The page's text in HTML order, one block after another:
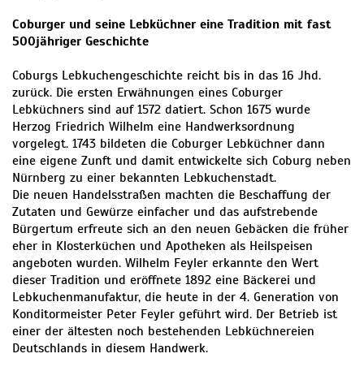
Coburger und seine Lebküchner eine Tradition mit fast
500jähriger Geschichte
Coburgs Lebkuchengeschichte reicht bis in das 16 Jhd.
zurück. Die ersten Erwähnungen eines Coburger
Lebküchners sind auf 1572 datiert. Schon 1675 wurde
Herzog Friedrich Wilhelm eine Handwerksordnung
vorgelegt. 1743 bildeten die Coburger Lebküchner dann
eine eigene Zunft und damit entwickelte sich Coburg neben
Nürnberg zu einer bekannten Lebkuchenstadt.
Die neuen Handelsstraßen machten die Beschaffung der
Zutaten und Gewürze einfacher und das aufstrebende
Bürgertum erfreute sich an den neuen Gebäcken die früher
eher in Klosterküchen und Apotheken als Heilspeisen
angeboten wurden. Wilhelm Feyler erkannte den Wert
dieser Tradition und eröffnete 1892 eine Bäckerei und
Lebkuchenmanufaktur, die heute in der 4. Generation von
Konditormeister Peter Feyler geführt wird. Der Betrieb ist
einer der ältesten noch bestehenden Lebküchnereien
Deutschlands in diesem Handwerk.